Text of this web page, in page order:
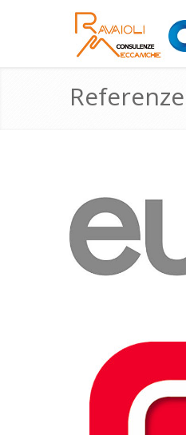
Referenze